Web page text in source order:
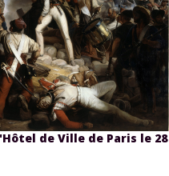
de Ville de Paris le